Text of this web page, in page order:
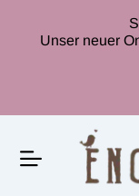
Unser neuer